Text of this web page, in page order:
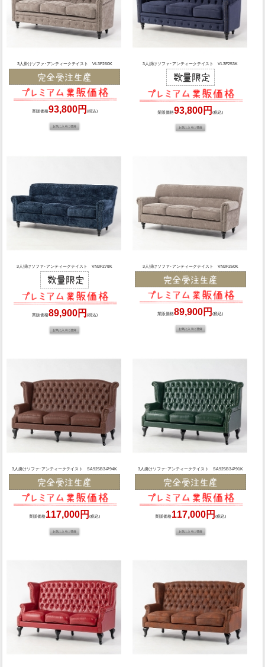
3人掛けソファ･アンティークテイスト VL3F260K
業販価格93,800円 (税込)
3人掛けソファ･アンティークテイスト VL3F253K
業販価格93,800円(税込)
3人掛けソファ･アンティークテイスト VN3F278K
業販価格89,900円 (税込)
3人掛けソファ･アンティークテイスト VN3F260K
業販価格89,900円(税込)
3人掛けソファ･アンティークテイスト SA925B3-P94K
業販価格117,000円(税込)
3人掛けソファ･アンティークテイスト SA925B3-P91K
業販価格117,000円 (税込)